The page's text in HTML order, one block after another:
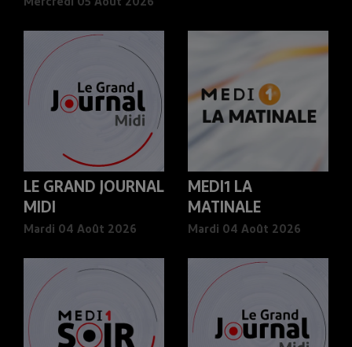
Mercredi 05 Août 2026
LE GRAND JOURNAL
MIDI
Mardi 04 Août 2026
MEDI1 LA
MATINALE
Mardi 04 Août 2026